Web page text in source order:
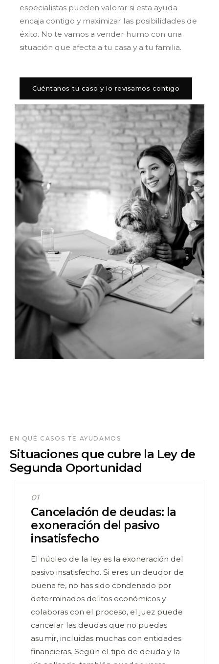
especialistas pueden valorar si esta ayuda
encaja contigo y maximizar las posibilidades de
éxito. No te vamos a vender humo con una
situación que afecta a tu casa y a tu familia.
Cuéntanos tu caso y lo revisamos contigo
EN QUÉ CASOS TE AYUDAMOS
Situaciones que cubre la Ley de
Segunda Oportunidad
01
Cancelación de deudas: la
exoneración del pasivo
insatisfecho
El núcleo de la ley es la exoneración del
pasivo insatisfecho. Si eres un deudor de
buena fe, no has sido condenado por
determinados delitos económicos y
colaboras con el proceso, el juez puede
cancelar las deudas que no puedas
asumir, incluidas muchas con entidades
financieras. Según el tipo de deuda y la